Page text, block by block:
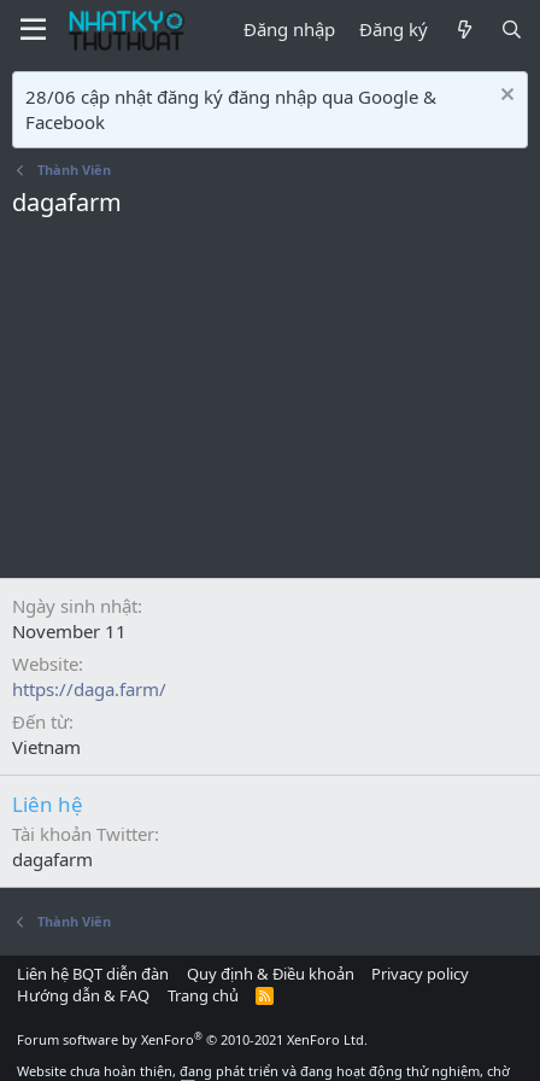
Đăng nhập Đăng ký
28/06 cập nhật đăng ký đăng nhập qua Google &
Facebook
Thành Viên
dagafarm
Ngày sinh nhật
November 11
Website
https://daga.farm/
Đến từ
Vietnam
Liên hệ
Tài khoản Twitter
dagafarm
Thành Viên
Liên hệ BQT diễn đàn Quy định & Điều khoản
Privacy policy
Hướng dẫn & FAQ
Trang chủ
R
Forum software by XenForo® © 2010-2021 XenForo Ltd.
Website chưa hoàn thiện, đang phát triển và đang hoạt động thử nghiệm, chờ